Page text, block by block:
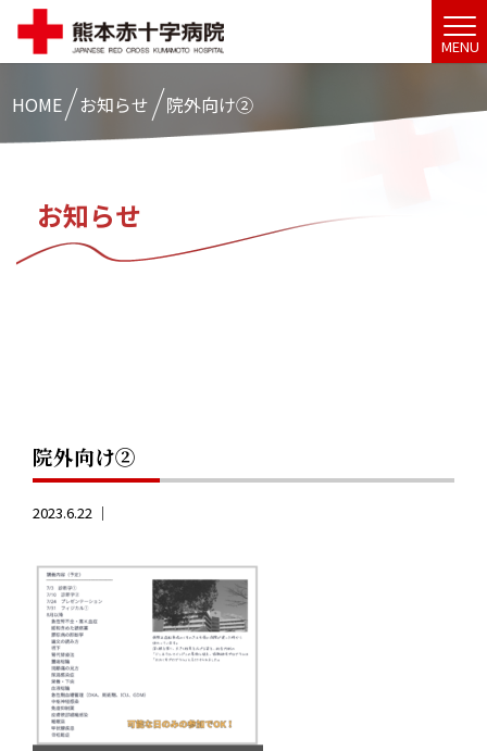
MENU
HOME お知らせ 院外向け②
お知らせ
院外向け②
2023.6.22 ｜